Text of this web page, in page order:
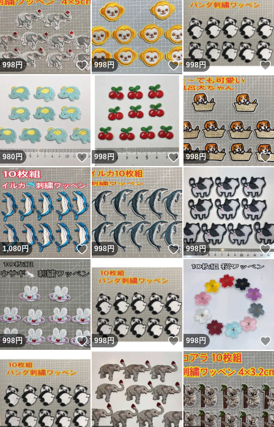
998円 いいね！
998円 いいね！
998円
980円 いいね！
998円 いいね！
998円
1,080円 いいね！
998円 いいね！
998円
998円 いいね！
998円 いいね！
998円